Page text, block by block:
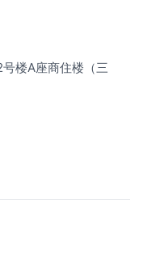
楼A座商住楼（三